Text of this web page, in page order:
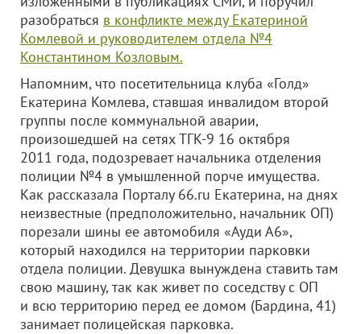
разобраться в конфликте между Екатериной
Комлевой и руководителем отдела №4
Константином Козловым.
Напомним, что посетительница клуба «Голд»
Екатерина Комлева, ставшая инвалидом второй
группы после коммунальной аварии,
произошедшей на сетях ТГК-9 16 октября
2011 года, подозревает начальника отделения
полиции №4 в умышленной порче имущества.
Как рассказала Порталу 66.ru Екатерина, на днях
неизвестные (предположительно, начальник ОП)
порезали шины ее автомобиля «Ауди А6»,
который находился на территории парковки
отдела полиции. Девушка вынуждена ставить там
свою машину, так как живет по соседству с ОП
и всю территорию перед ее домом (Бардина, 41)
занимает полицейская парковка.